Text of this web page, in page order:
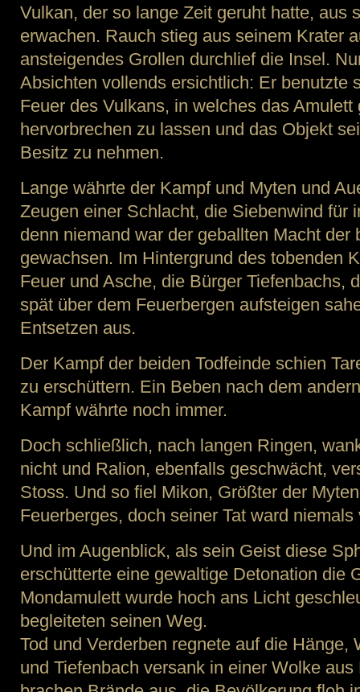
Vulkan, der so lange Zeit geruht hatte, aus
erwachen. Rauch stieg aus seinem Krater
ansteigendes Grollen durchlief die Insel.
Absichten vollends ersichtlich: Er benutzte
Feuer des Vulkans, in welches das Amulett
hervorbrechen zu lassen und das Objekt
Besitz zu nehmen.
Lange währte der Kampf und Myten und
Zeugen einer Schlacht, die Siebenwind für
denn niemand war der geballten Macht der
gewachsen. Im Hintergrund des tobenden
Feuer und Asche, die Bürger Tiefenbachs,
spät über dem Feuerbergen aufsteigen
Entsetzen aus.
Der Kampf der beiden Todfeinde schien
zu erschüttern. Ein Beben nach dem
Kampf währte noch immer.
Doch schließlich, nach langen Ringen,
nicht und Ralion, ebenfalls geschwächt,
Stoss. Und so fiel Mikon, Größter der
Feuerberges, doch seiner Tat ward niemals
Und im Augenblick, als sein Geist diese
erschütterte eine gewaltige Detonation die
Mondamulett wurde hoch ans Licht
begleiteten seinen Weg.
Tod und Verderben regnete auf die Hänge,
und Tiefenbach versank in einer Wolke